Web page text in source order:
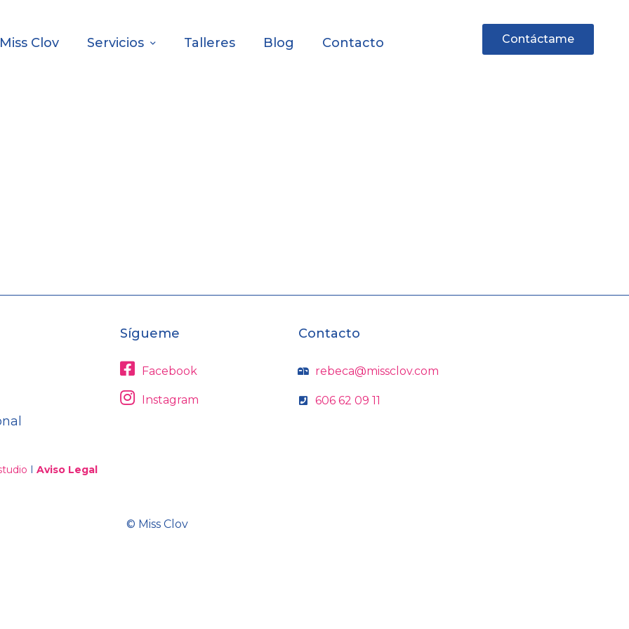
Clov Servicios Talleres Blog Contacto Contáctame
I Aviso Legal
Sígueme
Facebook
Instagram
Contacto
rebeca@missclov.com
606 62 09 11
© Miss Clov